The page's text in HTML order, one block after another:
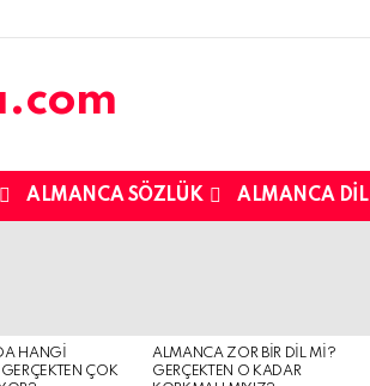
ALMANCA SÖZLÜK ALMANCA DIL
HANGI
GERÇEKTEN ÇOK
ALMANCA ZOR BIR DIL MI?
GERÇEKTEN O KADAR